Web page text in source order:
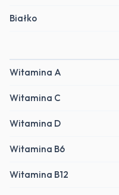
Białko
Witamina A
Witamina C
Witamina D
Witamina B6
Witamina B12